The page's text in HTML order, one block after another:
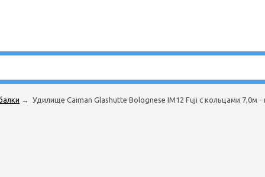
→ Удилище Caiman Glashutte Bolognese IM12 Fuji с кольцами 7,0м -